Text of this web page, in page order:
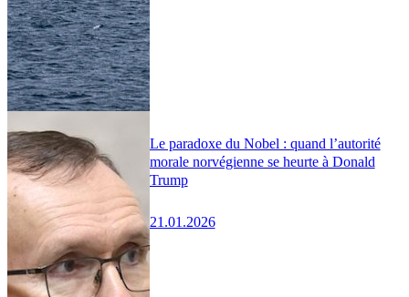
Le paradoxe du Nobel : quand l’autorité
morale norvégienne se heurte à Donald
Trump
21.01.2026